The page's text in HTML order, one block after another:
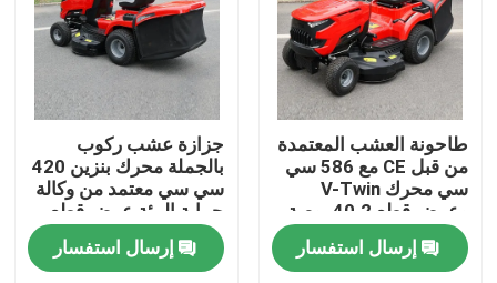
المنزل
طاحونة العشب المعتمدة
من قبل CE مع 586 سي
سي محرك V-Twin
وعرض قطع 40.2 بوصة
مصطاد العشب
إرسال استفسار
جزازة عشب ركوب
بالجملة محرك بنزين 420
سي سي معتمد من وكالة
حماية البيئة عرض قطع
38 بوصة دعم مصنعي
المعدات الأصلية
إرسال استفسار